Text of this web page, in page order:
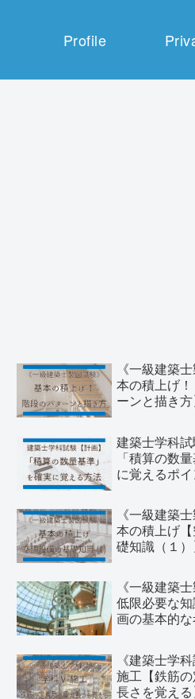
Profile
《一級建築
本の積上げ
ーンと描き方
建築士学科試
「積算の数
に覚えるポイ
《一級建築
本の積上げ
礎知識（１）
《一級建築
低限必要な
画の基本的な
《建築士学
施工【鉄筋
長さを覚え